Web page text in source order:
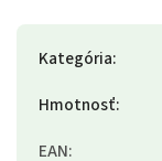
Kategória:
Hmotnosť:
EAN: